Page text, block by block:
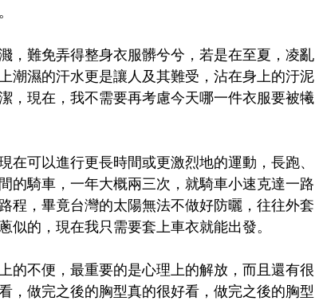
，難免弄得整身衣服髒兮兮，若是在至夏，凌亂
潮濕的汗水更是讓人及其難受，沾在身上的汙泥
，現在，我不需要再考慮今天哪一件衣服要被犧
可以進行更長時間或更激烈地的運動，長跑、
的騎車，一年大概兩三次，就騎車小速克達一路
程，畢竟台灣的太陽無法不做好防曬，往往外套
的，現在我只需要套上車衣就能出發。
的不便，最重要的是心理上的解放，而且還有很
，做完之後的胸型真的很好看，做完之後的胸型